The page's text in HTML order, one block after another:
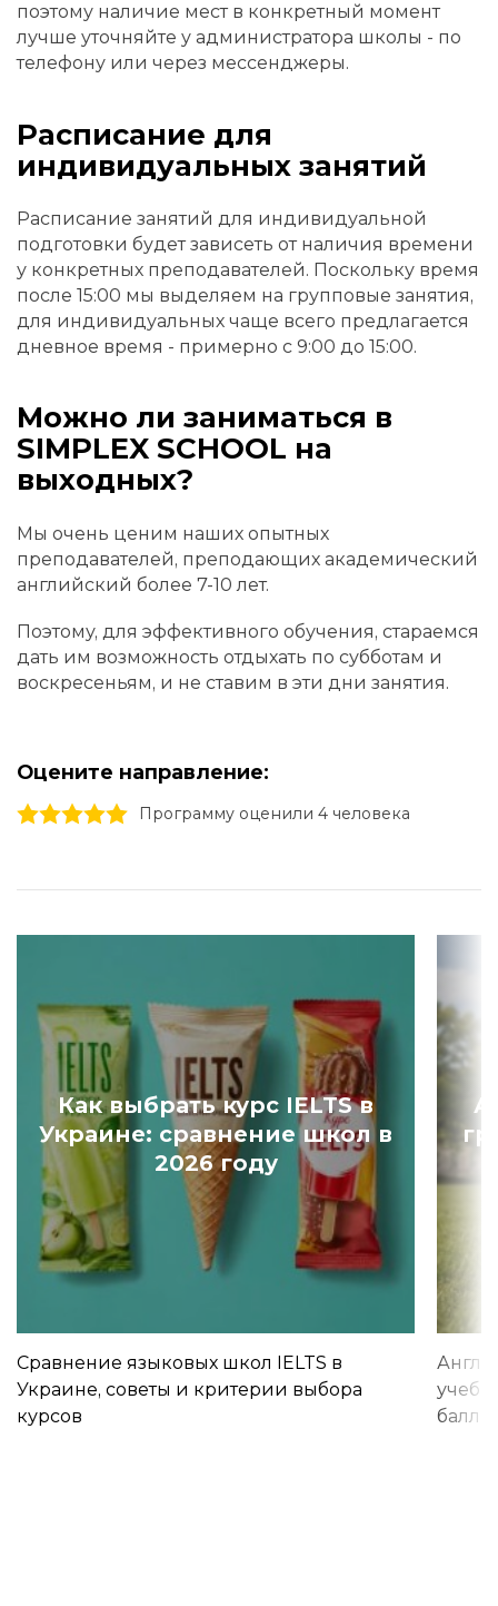
поэтому наличие мест в конкретный момент
лучше уточняйте у администратора школы - по
телефону или через мессенджеры.
Расписание для
индивидуальных занятий
Расписание занятий для индивидуальной
подготовки будет зависеть от наличия времени
у конкретных преподавателей. Поскольку время
после 15:00 мы выделяем на групповые занятия,
для индивидуальных чаще всего предлагается
дневное время - примерно с 9:00 до 15:00.
Можно ли заниматься в
SIMPLEX SCHOOL на
выходных?
Мы очень ценим наших опытных
преподавателей, преподающих академический
английский более 7-10 лет.
Поэтому, для эффективного обучения, стараемся
дать им возможность отдыхать по субботам и
воскресеньям, и не ставим в эти дни занятия.
Оцените направление:
5 stars
4 stars
3 stars
2 stars
1 stars Программу оценили 4 человекa
Как выбрать курс IELTS в
Украине: сравнение школ в
2026 году
Сравнение языковых школ IELTS в
Украине, советы и критерии выбора
курсов
учебы
баллы